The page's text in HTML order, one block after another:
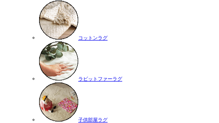
コットンラグ
ラビットファーラグ
子供部屋ラグ